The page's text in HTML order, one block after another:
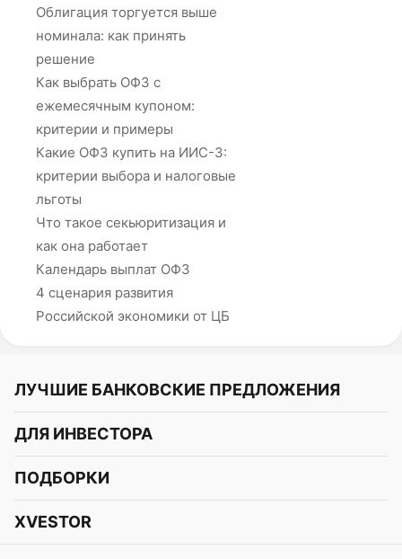
Облигация торгуется выше
номинала: как принять
решение
Как выбрать ОФЗ с
ежемесячным купоном:
критерии и примеры
Какие ОФЗ купить на ИИС-3:
критерии выбора и налоговые
льготы
Что такое секьюритизация и
как она работает
Календарь выплат ОФЗ
4 сценария развития
Российской экономики от ЦБ
ЛУЧШИЕ БАНКОВСКИЕ ПРЕДЛОЖЕНИЯ
Альфа-Банк
СБЕР
Газпромбанк
ДЛЯ ИНВЕСТОРА
Курс акций
Курс облигаций
ПОДБОРКИ
Подборки акций
XVESTOR